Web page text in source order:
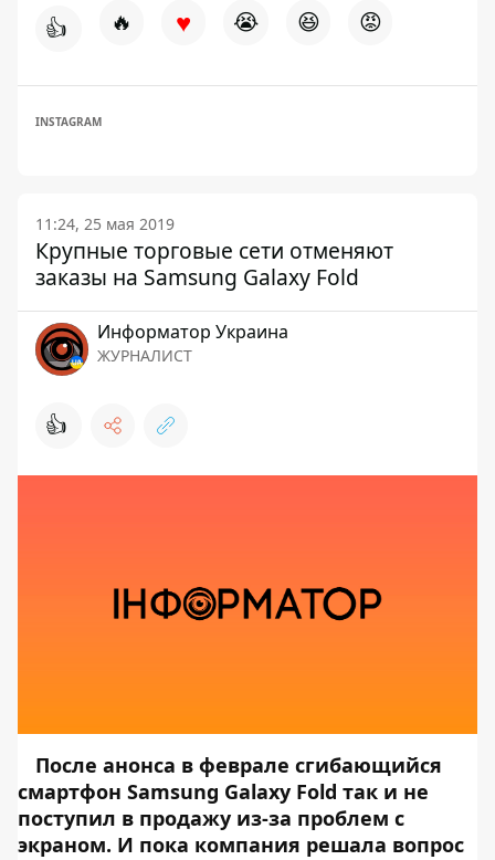
👍 🔥 ♥ 😭 😆 😡
INSTAGRAM
11:24, 25 мая 2019
Крупные торговые сети отменяют
заказы на Samsung Galaxy Fold
Информатор Украина
ЖУРНАЛИСТ
👍
После анонса в феврале сгибающийся
смартфон Samsung Galaxy Fold так и не
поступил в продажу из-за проблем с
экраном. И пока компания решала вопрос